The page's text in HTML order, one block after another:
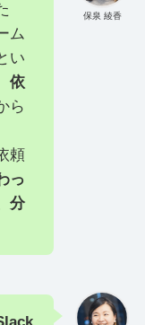
保泉 綾香
ム
い
依
ら
頼
っ
分